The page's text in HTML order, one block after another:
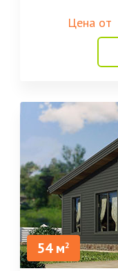
Цена от
54 м2